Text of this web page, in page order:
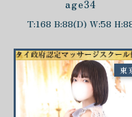
age34
T:168 B:88(D) W:58
東